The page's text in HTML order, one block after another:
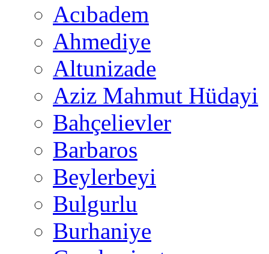
Acıbadem
Ahmediye
Altunizade
Aziz Mahmut Hüdayi
Bahçelievler
Barbaros
Beylerbeyi
Bulgurlu
Burhaniye